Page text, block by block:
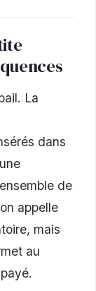
La
dans
de
appelle
mais
au